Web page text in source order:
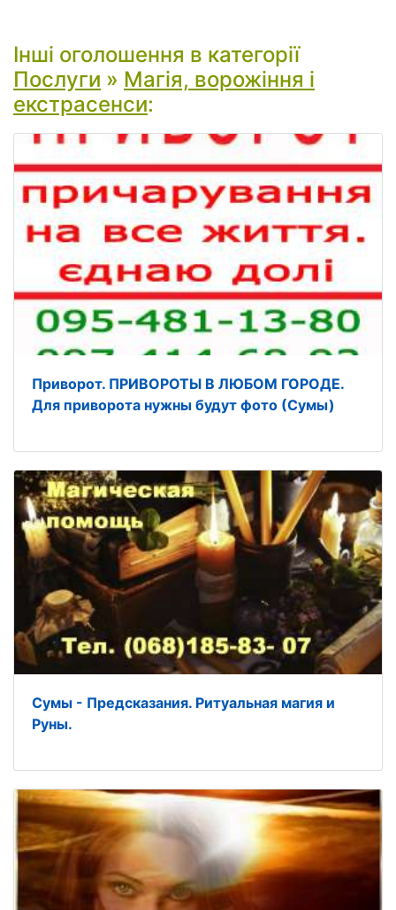
Інші оголошення в категорії
Послуги » Магія, ворожіння і
екстрасенси:
Приворот. ПРИВОРОТЫ В ЛЮБОМ ГОРОДЕ.
Для приворота нужны будут фото (Сумы)
Сумы - Предсказания. Ритуальная магия и
Руны.